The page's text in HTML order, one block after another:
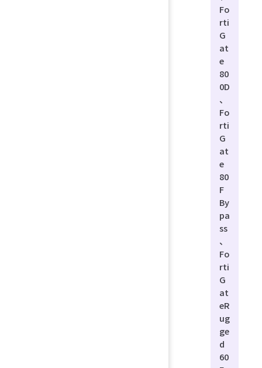
Fo
rti
G
at
e
80
0D
、
Fo
rti
G
at
e
80
F
By
pa
ss
、
Fo
rti
G
at
eR
ug
ge
d
60